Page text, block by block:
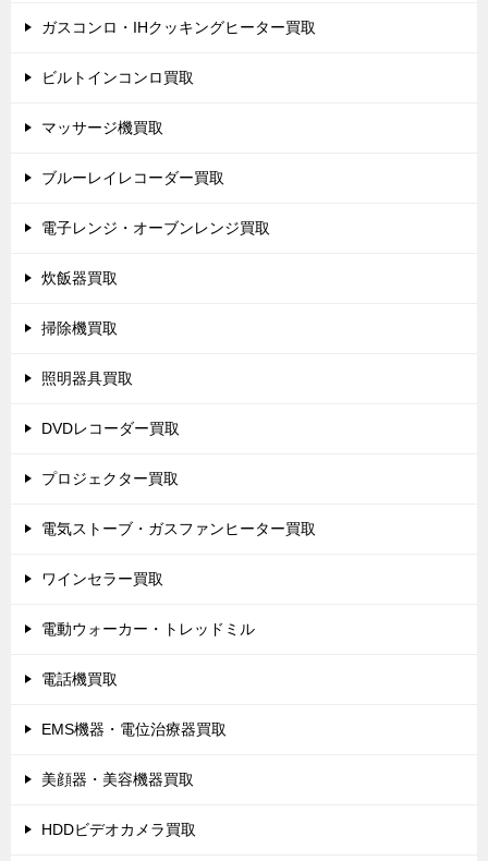
ガスコンロ・IHクッキングヒーター買取
ビルトインコンロ買取
マッサージ機買取
ブルーレイレコーダー買取
電子レンジ・オーブンレンジ買取
炊飯器買取
掃除機買取
照明器具買取
DVDレコーダー買取
プロジェクター買取
電気ストーブ・ガスファンヒーター買取
ワインセラー買取
電動ウォーカー・トレッドミル
電話機買取
EMS機器・電位治療器買取
美顔器・美容機器買取
HDDビデオカメラ買取